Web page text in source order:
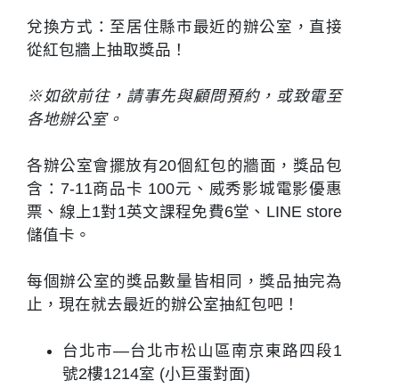
兌換方式：至居住縣市最近的辦公室，直接
從紅包牆上抽取獎品！
※如欲前往，請事先與顧問預約，或致電至
各地辦公室。
各辦公室會擺放有20個紅包的牆面，獎品包
含：7-11商品卡 100元、威秀影城電影優惠
票、線上1對1英文課程免費6堂、LINE store
儲值卡。
每個辦公室的獎品數量皆相同，獎品抽完為
止，現在就去最近的辦公室抽紅包吧！
台北市—台北市松山區南京東路四段1
號2樓1214室 (小巨蛋對面)